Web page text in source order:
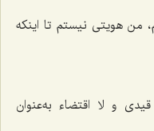
من هویتی نیستم تا اینکه
و لا اقتضاء به‌عنوان